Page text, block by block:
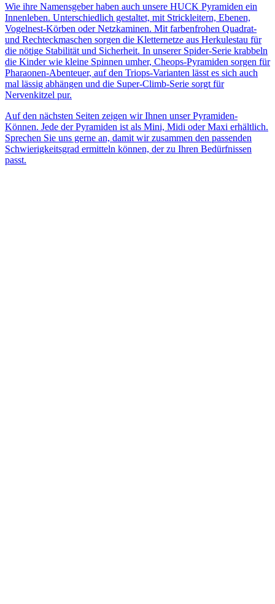
Wie ihre Namensgeber haben auch unsere HUCK Pyramiden ein
Innenleben. Unterschiedlich gestaltet, mit Strickleitern, Ebenen,
Vogelnest-Körben oder Netzkaminen. Mit farbenfrohen Quadrat-
und Rechteckmaschen sorgen die Kletternetze aus Herkulestau für
die nötige Stabilität und Sicherheit. In unserer Spider-Serie krabbeln
die Kinder wie kleine Spinnen umher, Cheops-Pyramiden sorgen für
Pharaonen-Abenteuer, auf den Triops-Varianten lässt es sich auch
mal lässig abhängen und die Super-Climb-Serie sorgt für
Nervenkitzel pur.
Auf den nächsten Seiten zeigen wir Ihnen unser Pyramiden-
Können. Jede der Pyramiden ist als Mini, Midi oder Maxi erhältlich.
Sprechen Sie uns gerne an, damit wir zusammen den passenden
Schwierigkeitsgrad ermitteln können, der zu Ihren Bedürfnissen
passt.